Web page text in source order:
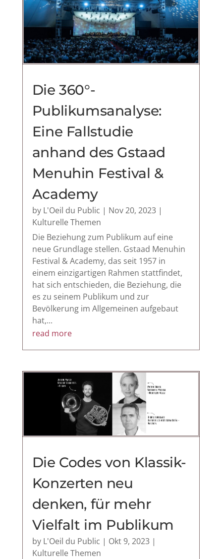
Die 360°-
Publikumsanalyse:
Eine Fallstudie
anhand des Gstaad
Menuhin Festival &
Academy
by L'Oeil du Public | Nov 20, 2023|
Kulturelle Themen
Die Beziehung zum Publikum auf eine
neue Grundlage stellen. Gstaad Menuhin
Festival & Academy, das seit 1957 in
einem einzigartigen Rahmen stattfindet,
hat sich entschieden, die Beziehung, die
es zu seinem Publikum und zur
Bevölkerung im Allgemeinen aufgebaut
hat,...
read more
Die Codes von Klassik-
Konzerten neu
denken, für mehr
Vielfalt im Publikum
by L'Oeil du Public | Okt 9, 2023|
Kulturelle Themen